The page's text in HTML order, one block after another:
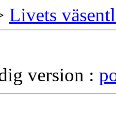
Livets
version :